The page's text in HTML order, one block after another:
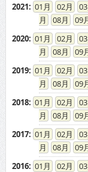
2021: 01 02 03
08
09
2020: 01 02 03
08
09
2019: 01 02 03
08
09
2018: 01 02 03
08
09
2017: 01 02 03
08
09
2016: 01 02 03